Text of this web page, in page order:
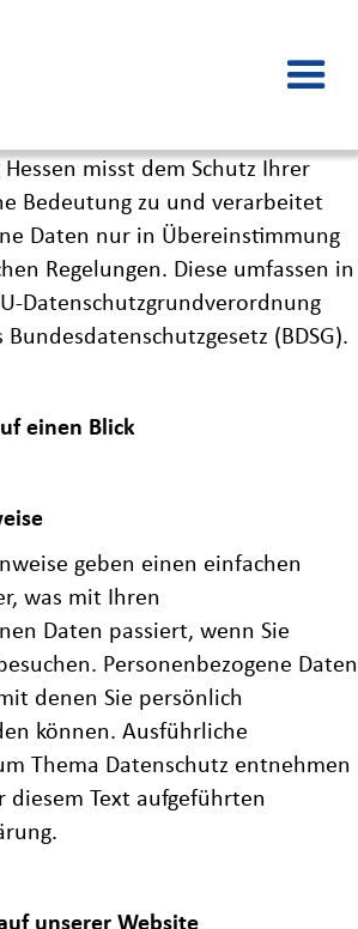
misst dem Schutz Ihrer
Bedeutung zu und verarbeitet
Daten nur in Übereinstimmung
Regelungen. Diese umfassen in
Datenschutzgrundverordnung
Bundesdatenschutzgesetz (BDSG).
einen Blick
geben einen einfachen
was mit Ihren
Daten passiert, wenn Sie
Personenbezogene Daten
denen Sie persönlich
können. Ausführliche
Thema Datenschutz entnehmen
diesem Text aufgeführten
unserer Website